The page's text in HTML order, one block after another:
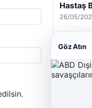
Hastaş
26/05/
Göz Atın